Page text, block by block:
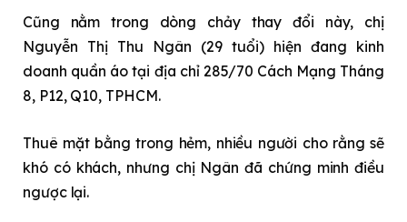
Cũng nằm trong dòng chảy thay đổi này, chị
Nguyễn Thị Thu Ngân (29 tuổi) hiện đang kinh
doanh quần áo tại địa chỉ 285/70 Cách Mạng Tháng
8, P12, Q10, TPHCM.
Thuê mặt bằng trong hẻm, nhiều người cho rằng sẽ
khó có khách, nhưng chị Ngân đã chứng minh điều
ngược lại.